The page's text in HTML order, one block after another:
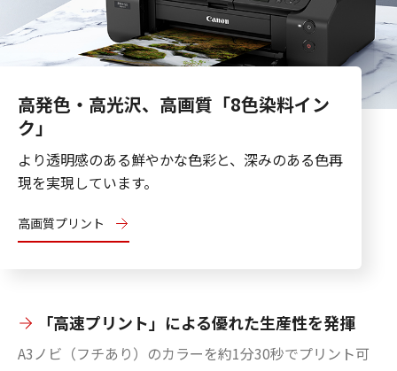
高発色・高光沢、高画質「8色染料イン
ク」
より透明感のある鮮やかな色彩と、深みのある色再
現を実現しています。
高画質プリント
「高速プリント」による優れた生産性を発揮
A3ノビ（フチあり）のカラーを約1分30秒でプリント可